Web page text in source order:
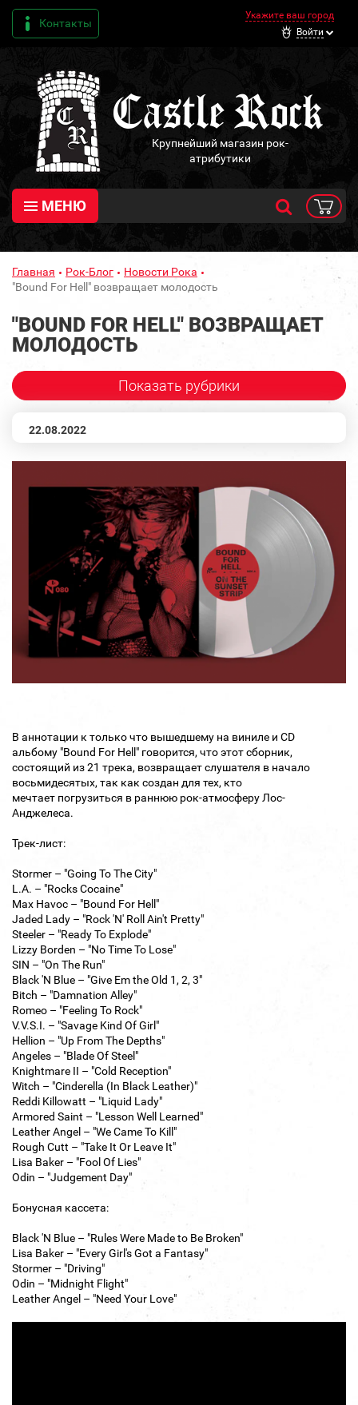
Контакты
Укажите ваш город
Войти
Крупнейший магазин рок-
атрибутики
МЕНЮ
Главная Рок-Блог
Новости Рока
"Bound For Hell" возвращает молодость
"BOUND FOR HELL" ВОЗВРАЩАЕТ
МОЛОДОСТЬ
Показать рубрики
22.08.2022
В аннотации к только что вышедшему на виниле и CD
альбому "Bound For Hell" говорится, что этот сборник,
состоящий из 21 трека, возвращает слушателя в начало
восьмидесятых, так как создан для тех, кто
мечтает погрузиться в раннюю рок-атмосферу Лос-
Анджелеса.
Трек-лист:
Stormer – "Going To The City"
L.A. – "Rocks Cocaine"
Max Havoc – "Bound For Hell"
Jaded Lady – "Rock 'N' Roll Ain't Pretty"
Steeler – "Ready To Explode"
Lizzy Borden – "No Time To Lose"
SIN – "On The Run"
Black 'N Blue – "Give Em the Old 1, 2, 3"
Bitch – "Damnation Alley"
Romeo – "Feeling To Rock"
V.V.S.I. – "Savage Kind Of Girl"
Hellion – "Up From The Depths"
Angeles – "Blade Of Steel"
Knightmare II – "Cold Reception"
Witch – "Cinderella (In Black Leather)"
Reddi Killowatt – "Liquid Lady"
Armored Saint – "Lesson Well Learned"
Leather Angel – "We Came To Kill"
Rough Cutt – "Take It Or Leave It"
Lisa Baker – "Fool Of Lies"
Odin – "Judgement Day"
Бонусная кассета:
Black 'N Blue – "Rules Were Made to Be Broken"
Lisa Baker – "Every Girl's Got a Fantasy"
Stormer – "Driving"
Odin – "Midnight Flight"
Leather Angel – "Need Your Love"